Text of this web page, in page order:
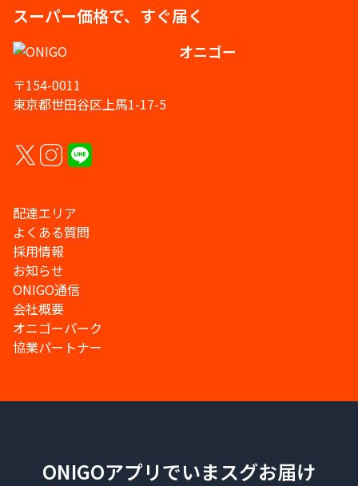
スーパー価格で、すぐ届く
オニゴー
〒154-0011
東京都世田谷区上馬1-17-5
配達エリア
よくある質問
採用情報
お知らせ
ONIGO通信
会社概要
オニゴーパーク
協業パートナー
ONIGOアプリでいまスグお届け